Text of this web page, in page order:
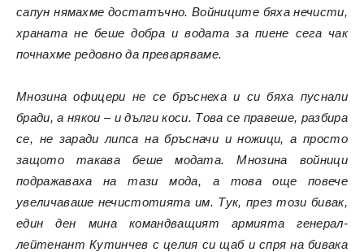
сапун нямахме достатъчно. Войниците бяха нечисти,
храната не беше добра и водата за пиене сега чак
почнахме редовно да преваряваме.
Мнозина офицери не се бръснеха и си бяха пуснали
бради, а някои – и дълги коси. Това се правеше, разбира
се, не заради липса на бръсначи и ножици, а просто
защото такава беше модата. Мнозина войници
подражаваха на тази мода, а това още повече
увеличаваше нечистотията им. Тук, през този бивак,
един ден мина командващият армията генерал-
лейтенант Кутинчев с целия си щаб и спря на бивака